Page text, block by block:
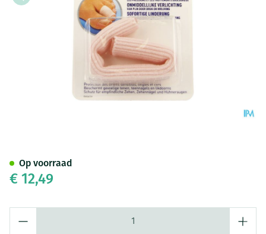
€ 12,49
Op voorraad